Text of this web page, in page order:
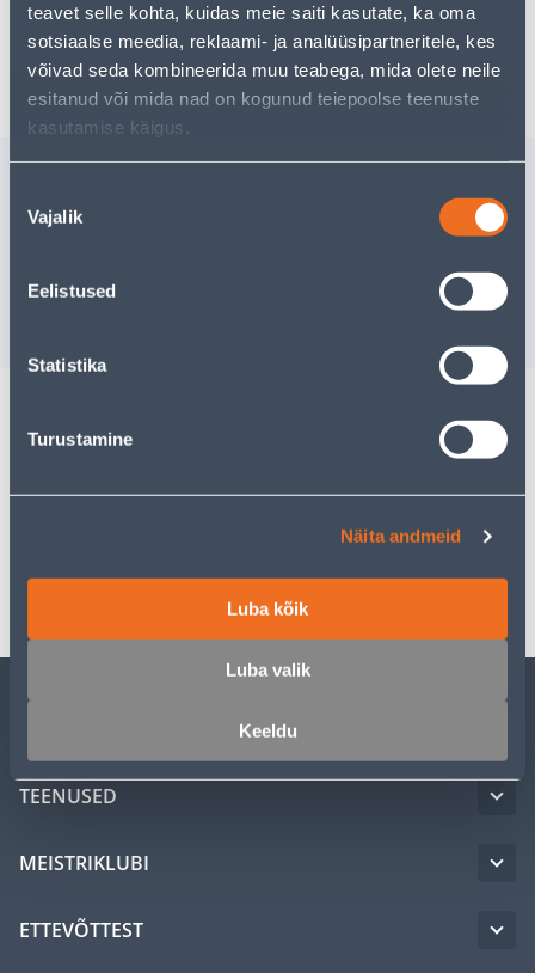
teavet selle kohta, kuidas meie saiti kasutate, ka oma
sotsiaalse meedia, reklaami- ja analüüsipartneritele, kes
võivad seda kombineerida muu teabega, mida olete neile
esitanud või mida nad on kogunud teiepoolse teenuste
kasutamise käigus.
valik
Vajalik
Eelistused
Statistika
Turustamine
Näita andmeid
Luba kõik
Luba valik
Keeldu
Tarne pole võimalik
Sarnased tooted
10MM
6.12 €
3.67 €
Kirjeldus
Transport
TEENUSED
MEISTRIKLUBI
ETTEVÕTTEST